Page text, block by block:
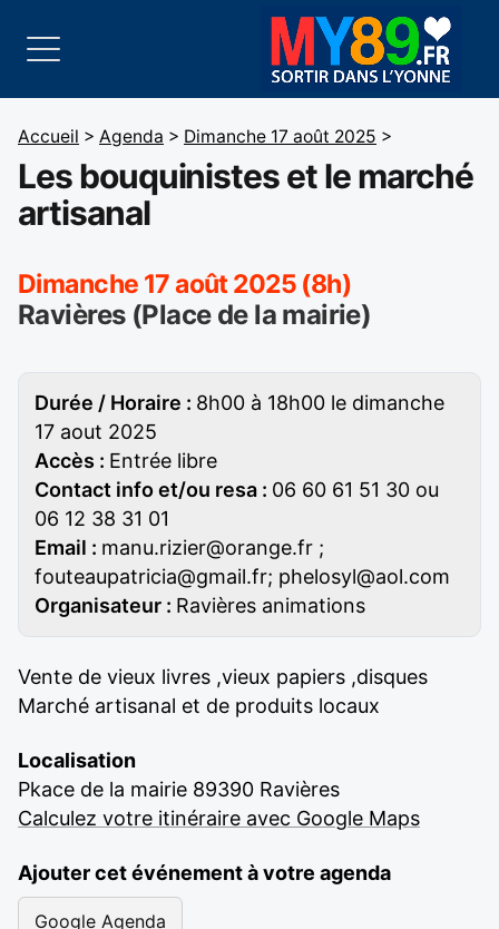
Accueil > Agenda > Dimanche 17 août 2025 >
Les bouquinistes et le marché
artisanal
Dimanche 17 août 2025 (8h)
Ravières (Place de la mairie)
Durée / Horaire : 8h00 à 18h00 le dimanche
17 aout 2025
Accès : Entrée libre
Contact info et/ou resa : 06 60 61 51 30 ou
06 12 38 31 01
Email : manu.rizier@orange.fr ;
fouteaupatricia@gmail.fr; phelosyl@aol.com
Organisateur : Ravières animations
Vente de vieux livres ,vieux papiers ,disques
Marché artisanal et de produits locaux
Localisation
Pkace de la mairie 89390 Ravières
Calculez votre itinéraire avec Google Maps
Ajouter cet événement à votre agenda
Google Agenda